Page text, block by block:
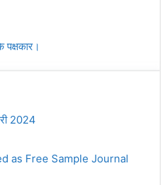
पक्षकार।
2024
as Free Sample Journal